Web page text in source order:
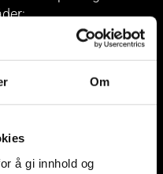
Om
å gi innhold og